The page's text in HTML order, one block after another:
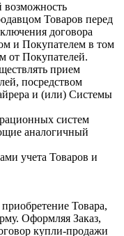
возможность
Товаров перед
договора
и Покупателем в том
от Покупателей.
прием
посредством
и (или) Системы
систем
аналогичный
учета Товаров и
Товара,
Оформляя Заказ,
купли-продажи